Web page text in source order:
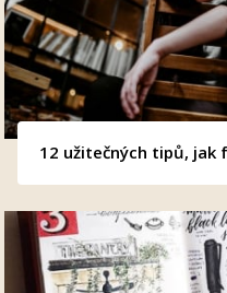
12 užitečných tipů,